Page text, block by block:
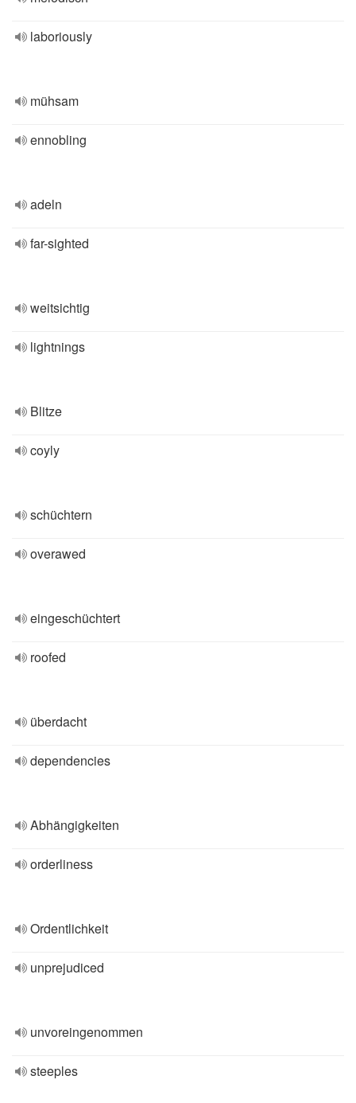
laboriously
mühsam
ennobling
adeln
far-sighted
weitsichtig
lightnings
Blitze
coyly
schüchtern
overawed
eingeschüchtert
roofed
überdacht
dependencies
Abhängigkeiten
orderliness
Ordentlichkeit
unprejudiced
unvoreingenommen
steeples